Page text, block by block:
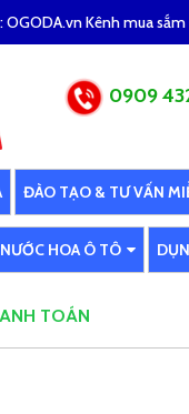
Kênh mua
0909
ĐÀO TẠO & TƯ VẤN
NƯỚC HOA Ô TÔ
TOÁN